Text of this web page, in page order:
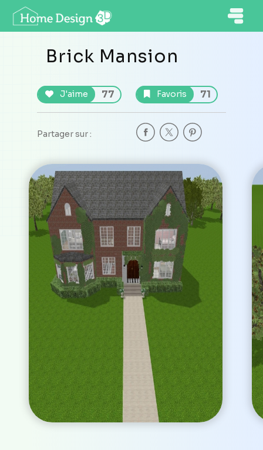
Brick Mansion
J'aime 77 Favoris 71
Partager sur :